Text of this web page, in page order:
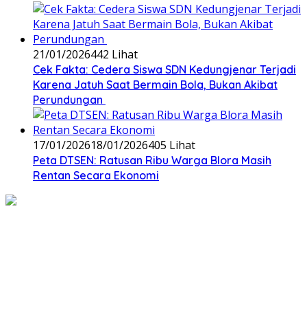
21/01/2026442 Lihat
Cek Fakta: Cedera Siswa SDN Kedungjenar Terjadi
Karena Jatuh Saat Bermain Bola, Bukan Akibat
Perundungan ‎
17/01/202618/01/2026405 Lihat
‎Peta DTSEN: Ratusan Ribu Warga Blora Masih
Rentan Secara Ekonomi